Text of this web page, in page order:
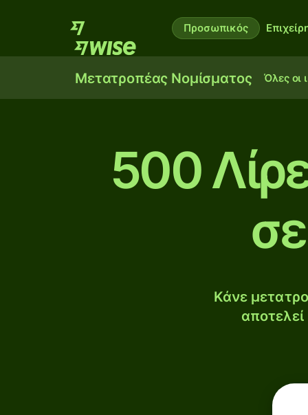
Προσωπικός
Μετατροπέας Νομίσματος Όλες οι
500
Κάνε